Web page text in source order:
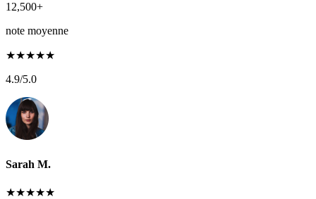
12,500+
note moyenne
★★★★★
4.9/5.0
Sarah M.
★★★★★